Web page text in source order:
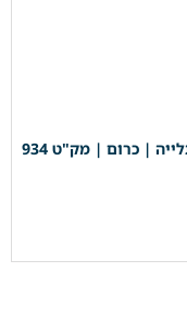
| כרום | מק"ט 934